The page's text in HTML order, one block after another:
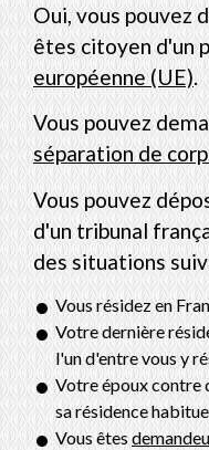
Oui, vous pouvez
êtes citoyen d'un
européenne (UE).
Vous pouvez
séparation de
Vous pouvez
d'un tribunal
des situations
Vous résidez en
Votre dernière
l'un d'entre vous y
Votre époux contre
sa résidence
Vous êtes